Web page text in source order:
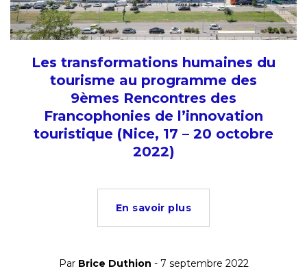
Les transformations humaines du
tourisme au programme des
9èmes Rencontres des
Francophonies de l’innovation
touristique (Nice, 17 – 20 octobre
2022)
En savoir plus
Par Brice Duthion - 7 septembre 2022